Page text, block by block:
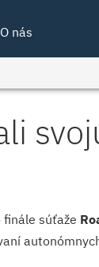
O nás
súťaže